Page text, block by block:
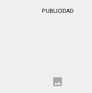
PUBLICIDAD